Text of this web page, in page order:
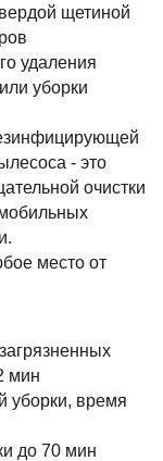
щетиной
удаления
уборки
- это
очистки
место от
мин
время
до 70 мин